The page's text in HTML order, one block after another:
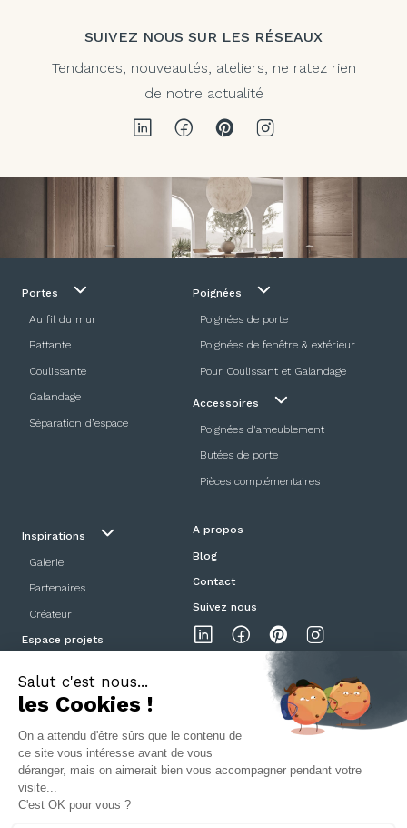
SUIVEZ NOUS SUR LES RÉSEAUX
Tendances, nouveautés, ateliers, ne ratez rien
de notre actualité
Portes
Au fil du mur
Battante
Coulissante
Galandage
Séparation d’espace
Poignées
Poignées de porte
Poignées de fenêtre & extérieur
Pour Coulissant et Galandage
Accessoires
Poignées d'ameublement
Butées de porte
Pièces complémentaires
Inspirations
Galerie
Partenaires
Créateur
Espace projets
A propos
Blog
Contact
Suivez nous
Mentions légalesPolitique de confidentialitéCGV